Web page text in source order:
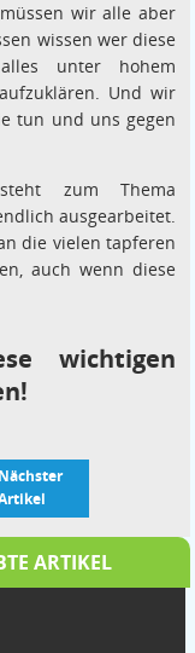
wir alle aber
wissen wer diese
unter hohem
Und wir
tun und uns gegen
zum Thema
ausgearbeitet.
die vielen tapferen
auch wenn diese
wichtigen
Nächster
ARTIKEL